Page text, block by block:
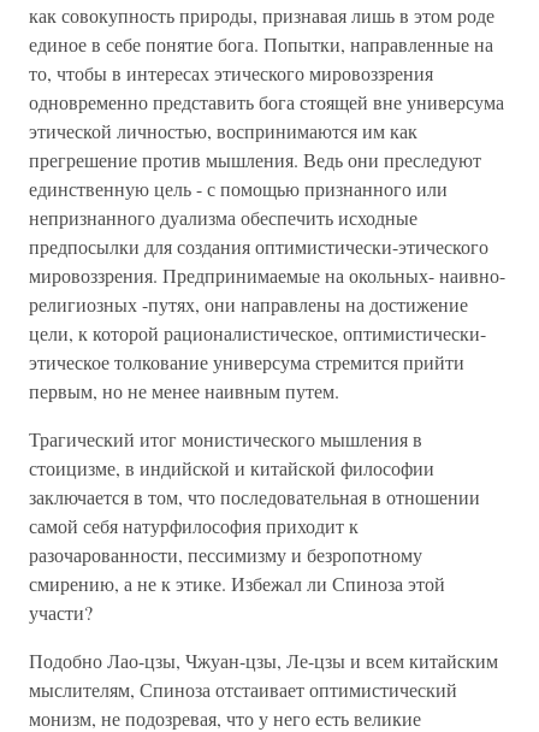
как совокупность природы, признавая лишь в этом роде
единое в себе понятие бога. Попытки, направленные на
то, чтобы в интересах этического мировоззрения
одновременно представить бога стоящей вне универсума
этической личностью, воспринимаются им как
прегрешение против мышления. Ведь они преследуют
единственную цель - с помощью признанного или
непризнанного дуализма обеспечить исходные
предпосылки для создания оптимистически-этического
мировоззрения. Предпринимаемые на окольных- наивно-
религиозных -путях, они направлены на достижение
цели, к которой рационалистическое, оптимистически-
этическое толкование универсума стремится прийти
первым, но не менее наивным путем.
Трагический итог монистического мышления в
стоицизме, в индийской и китайской философии
заключается в том, что последовательная в отношении
самой себя натурфилософия приходит к
разочарованности, пессимизму и безропотному
смирению, а не к этике. Избежал ли Спиноза этой
участи?
Подобно Лао-цзы, Чжуан-цзы, Ле-цзы и всем китайским
мыслителям, Спиноза отстаивает оптимистический
монизм, не подозревая, что у него есть великие